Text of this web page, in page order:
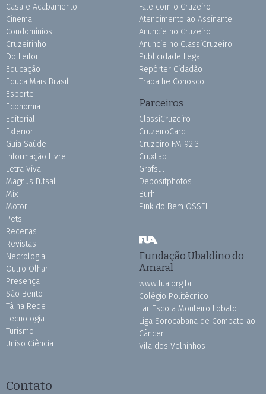
Casa e Acabamento
Cinema
Condomínios
Cruzeirinho
Do Leitor
Educação
Educa Mais Brasil
Esporte
Economia
Editorial
Exterior
Guia Saúde
Informação Livre
Letra Viva
Magnus Futsal
Mix
Motor
Pets
Receitas
Revistas
Necrologia
Outro Olhar
Presença
São Bento
Tá na Rede
Tecnologia
Turismo
Uniso Ciência
Fale com o Cruzeiro
Atendimento ao Assinante
Anuncie no Cruzeiro
Anuncie no ClassiCruzeiro
Publicidade Legal
Repórter Cidadão
Trabalhe Conosco
Parceiros
ClassiCruzeiro
CruzeiroCard
Cruzeiro FM 92.3
CruxLab
Grafsul
Depositphotos
Burh
Pink do Bem OSSEL
Fundação Ubaldino do
Amaral
www.fua.org.br
Colégio Politécnico
Lar Escola Monteiro Lobato
Liga Sorocabana de Combate ao
Câncer
Vila dos Velhinhos
Contato